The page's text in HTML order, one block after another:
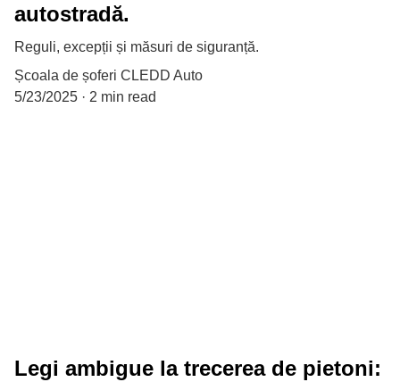
autostradă.
Reguli, excepții și măsuri de siguranță.
Școala de șoferi CLEDD Auto
5/23/2025
2 min read
Legi ambigue la trecerea de pietoni: